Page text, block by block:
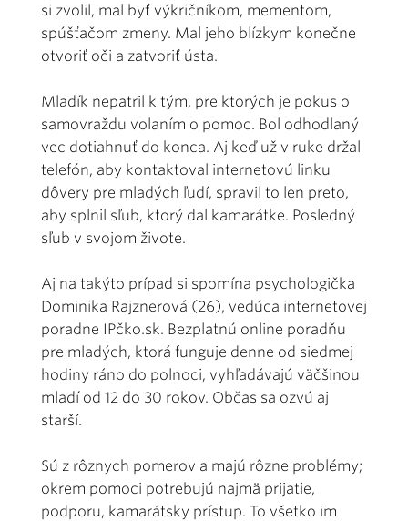
si zvolil, mal byť výkričníkom, mementom,
spúšťačom zmeny. Mal jeho blízkym konečne
otvoriť oči a zatvoriť ústa.
Mladík nepatril k tým, pre ktorých je pokus o
samovraždu volaním o pomoc. Bol odhodlaný
vec dotiahnuť do konca. Aj keď už v ruke držal
telefón, aby kontaktoval internetovú linku
dôvery pre mladých ľudí, spravil to len preto,
aby splnil sľub, ktorý dal kamarátke. Posledný
sľub v svojom živote.
Aj na takýto prípad si spomína psychologička
Dominika Rajznerová (26), vedúca internetovej
poradne IPčko.sk. Bezplatnú online poradňu
pre mladých, ktorá funguje denne od siedmej
hodiny ráno do polnoci, vyhľadávajú väčšinou
mladí od 12 do 30 rokov. Občas sa ozvú aj
starší.
Sú z rôznych pomerov a majú rôzne problémy;
okrem pomoci potrebujú najmä prijatie,
podporu, kamarátsky prístup. To všetko im